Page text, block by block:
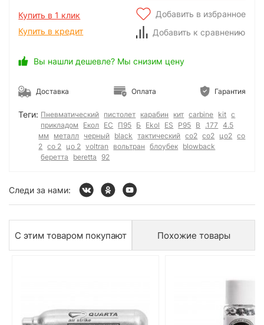
Купить в 1 клик
Купить в кредит
Добавить в избранное
Добавить к сравнению
Вы нашли дешевле? Мы снизим цену
Доставка Оплата Гарантия
Теги: Пневматический пистолет карабин кит carbine kit с
прикладом
Екол ЕС П95 Б Ekol ES P95 B .177
4.5
мм
металл черный black тактический co2 со2 цо2 co
2 со 2 цо 2 voltran вольтран блоубек blowback
беретта
beretta 92
Следи за нами:
С этим товаром покупают Похожие товары